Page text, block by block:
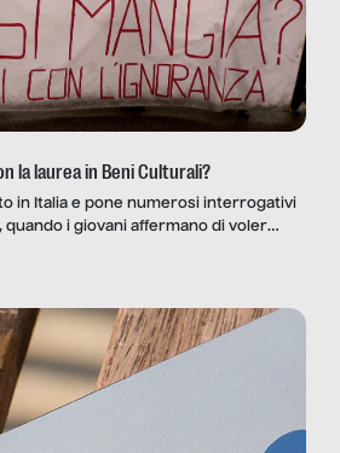
la laurea in Beni Culturali?
in Italia e pone numerosi interrogativi
quando i giovani affermano di voler
per lavorare nel settore culturale del
[…]